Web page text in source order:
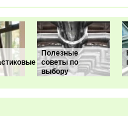
Полезные
советы по
выбору